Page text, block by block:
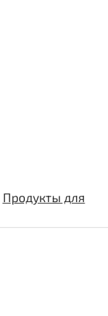
Продукты для